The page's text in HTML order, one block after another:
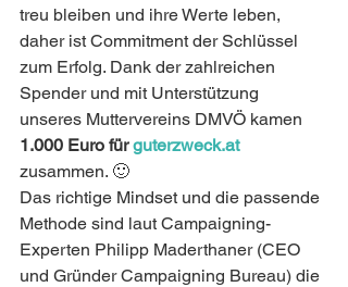
treu bleiben und ihre Werte leben,
daher ist Commitment der Schlüssel
zum Erfolg. Dank der zahlreichen
Spender und mit Unterstützung
unseres Muttervereins DMVÖ kamen
1.000 Euro für guterzweck.at
zusammen. 🙂
Das richtige Mindset und die passende
Methode sind laut Campaigning-
Experten Philipp Maderthaner (CEO
und Gründer Campaigning Bureau) die